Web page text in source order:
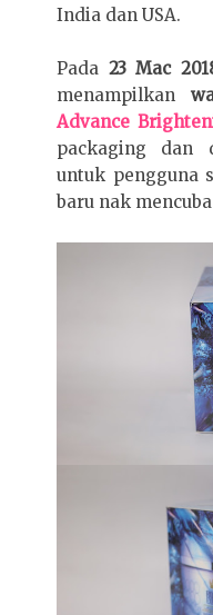
India dan USA.
Pada 23 Mac
menampilkan
Advance
packaging dan
untuk pengguna
baru nak